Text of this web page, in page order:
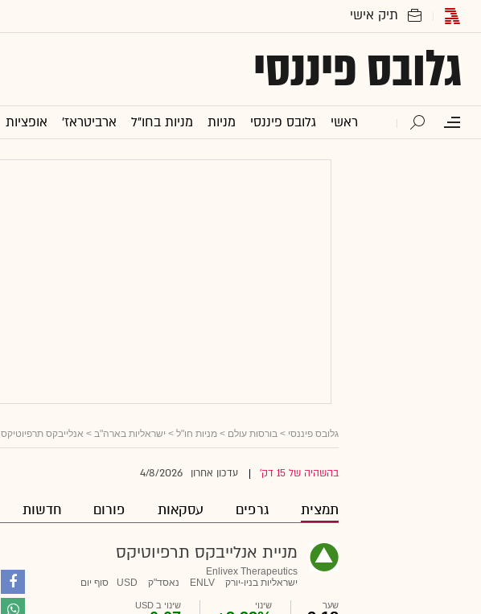
גלובס פיננסי
ראשי גלובס פיננסי מניות מניות בחו"ל ארביטראז' אופציות
גלובס פיננסי > בורסות עולם > מניות חו"ל > ישראליות בארה"ב > אנלייבקס תרפיוטיקס
בהשהיה של 15 דק' עדכון אחרון 4/8/2026
תמצית גרפים עסקאות פורום חדשות
מניית אנלייבקס תרפיוטיקס
Enlivex Therapeutics
ישראליות בניו-יורק
ENLV נאסד"ק USD סוף יום
שער שינוי שינוי ב USD